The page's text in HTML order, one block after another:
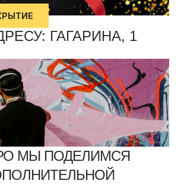
ГАГАРИНА, 1
МЫ ПОДЕЛИМСЯ